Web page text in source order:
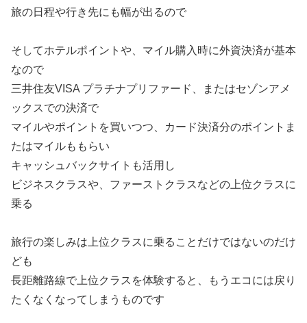
旅の日程や行き先にも幅が出るので
そしてホテルポイントや、マイル購入時に外資決済が基本
なので
三井住友VISA プラチナプリファード、またはセゾンアメ
ックスでの決済で
マイルやポイントを買いつつ、カード決済分のポイントま
たはマイルももらい
キャッシュバックサイトも活用し
ビジネスクラスや、ファーストクラスなどの上位クラスに
乗る
旅行の楽しみは上位クラスに乗ることだけではないのだけ
ども
長距離路線で上位クラスを体験すると、もうエコには戻り
たくなくなってしまうものです